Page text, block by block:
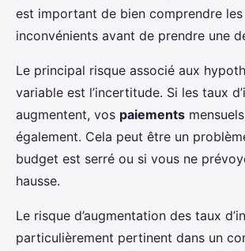
est important de bien comprendre
inconvénients avant de prendre une
Le principal risque associé aux
variable est l’incertitude. Si les taux
augmentent, vos paiements
également. Cela peut être un
budget est serré ou si vous ne
hausse.
Le risque d’augmentation des taux
particulièrement pertinent dans un